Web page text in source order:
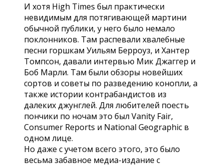
И хотя High Times был практически
невидимым для потягивающей мартини
обычной публики, у него было немало
поклонников. Там распевали хвалебные
песни горшкам Уильям Берроуз, и Хантер
Томпсон, давали интервью Мик Джаггер и
Боб Марли. Там были обзоры новейших
сортов и советы по разведению конопли, а
также истории контрабандистов из
далеких джунглей. Для любителей поесть
пончики по ночам это был Vanity Fair,
Consumer Reports и National Geographic в
одном лице.
Но даже с учетом всего этого, это было
весьма забавное медиа-издание с